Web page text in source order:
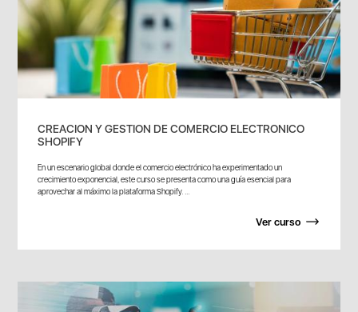
CREACION Y GESTION DE COMERCIO ELECTRONICO
SHOPIFY
En un escenario global donde el comercio electrónico ha experimentado un
crecimiento exponencial, este curso se presenta como una guía esencial para
aprovechar al máximo la plataforma Shopify. ...
Ver curso